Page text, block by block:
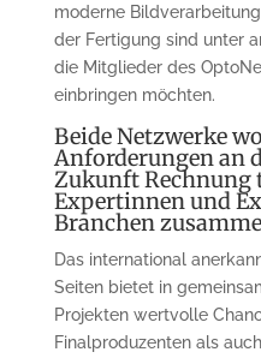
moderne
der Fertigung sind unter
die Mitglieder des
einbringen möchten.
Beide Netzwerke
Anforderungen an
Zukunft Rechnung
Expertinnen und
Branchen
Das international
Seiten bietet in
Projekten wertvolle
Finalproduzenten als